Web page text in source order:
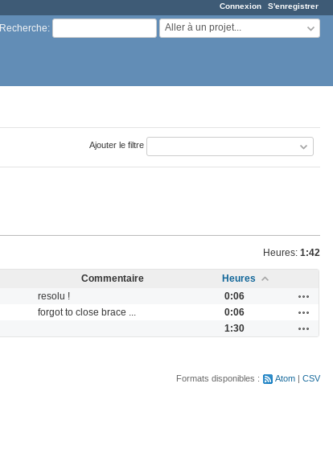
Connexion S'enregistrer
Recherche: Aller à un projet...
Ajouter le filtre
Heures: 1:42
Commentaire
Heures
resolu ! 0:06
forgot to close brace ... 0:06
1:30
Formats disponibles : Atom CSV